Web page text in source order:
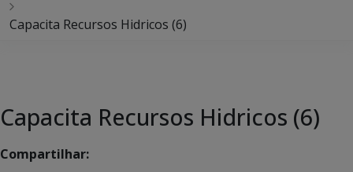
Capacita Recursos Hidricos (6)
Capacita Recursos Hidricos (6)
Compartilhar: